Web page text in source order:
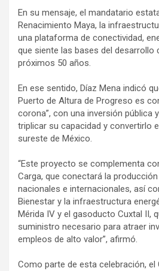
En su mensaje, el mandatario
Renacimiento Maya, la
una plataforma de conectividad,
que siente las bases del desarrollo
próximos 50 años.
En ese sentido, Díaz Mena indicó
Puerto de Altura de Progreso es
corona”, con una inversión pública
triplicar su capacidad y convertirlo
sureste de México.
“Este proyecto se complementa
Carga, que conectará la
nacionales e internacionales, así
Bienestar y la infraestructura
Mérida IV y el gasoducto Cuxtal II,
suministro necesario para atraer
empleos de alto valor”, afirmó.
Como parte de esta celebración, el